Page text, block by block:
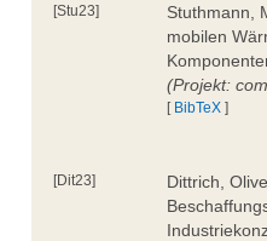
[Stu23]
Stuthmann,
mobilen
(Projekt:
[ BibTeX ]
[Dit23]
Dittrich,